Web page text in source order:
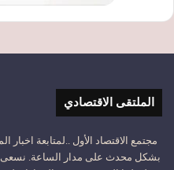
الملتقى الاقتصادي
مجتمع الاقتصاد الأول ..لمتابعة اخبار
بشكل محدث على مدار الساعة. نسعى